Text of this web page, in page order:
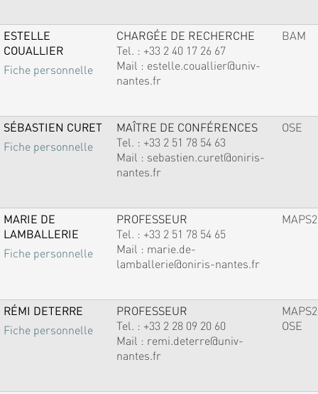
ESTELLE
COUALLIER
Fiche personnelle
CHARGÉE DE RECHERCHE
Tel. : +33 2 40 17 26 67
Mail : estelle.couallier@univ-
nantes.fr
BAM
SÉBASTIEN CURET
Fiche personnelle
MAÎTRE DE CONFÉRENCES
Tel. : +33 2 51 78 54 63
Mail : sebastien.curet@oniris-
nantes.fr
OSE
MARIE DE
LAMBALLERIE
Fiche personnelle
PROFESSEUR
Tel. : +33 2 51 78 54 65
Mail : marie.de-
lamballerie@oniris-nantes.fr
MAPS2
RÉMI DETERRE
Fiche personnelle
PROFESSEUR
Tel. : +33 2 28 09 20 60
Mail : remi.deterre@univ-
nantes.fr
MAPS2
OSE